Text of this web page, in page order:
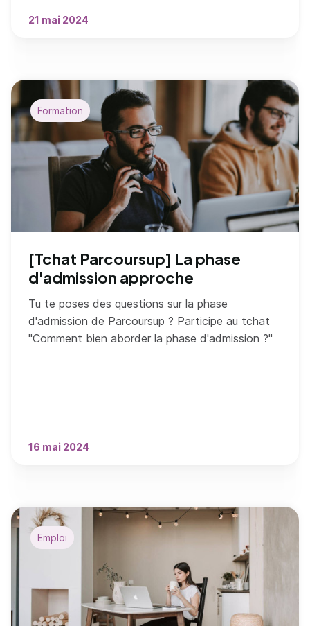
21 mai 2024
[Tchat Parcoursup] La phase
d'admission approche
Tu te poses des questions sur la phase
d'admission de Parcoursup ? Participe au tchat
"Comment bien aborder la phase d'admission ?"
16 mai 2024
Formation
Emploi